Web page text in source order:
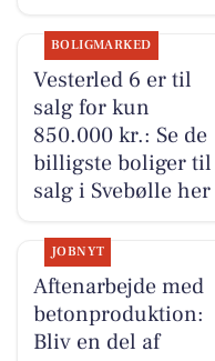
BOLIGMARKED
Vesterled 6 er til
salg for kun
850.000 kr.: Se de
billigste boliger til
salg i Svebølle her
JOBNYT
Aftenarbejde med
betonproduktion:
Bliv en del af